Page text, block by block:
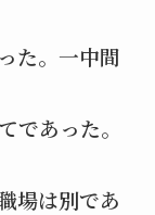
た。一中間
であった。
場は別であ